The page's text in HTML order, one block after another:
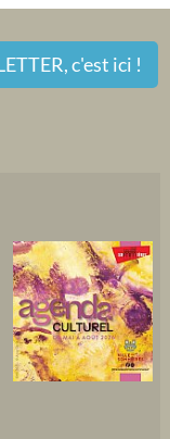
c'est ici !